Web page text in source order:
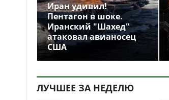
Иран удивил!
Пентагон в шоке.
Иранский "Шахед"
атаковал авианосец
США
ЛУЧШЕЕ ЗА НЕДЕЛЮ